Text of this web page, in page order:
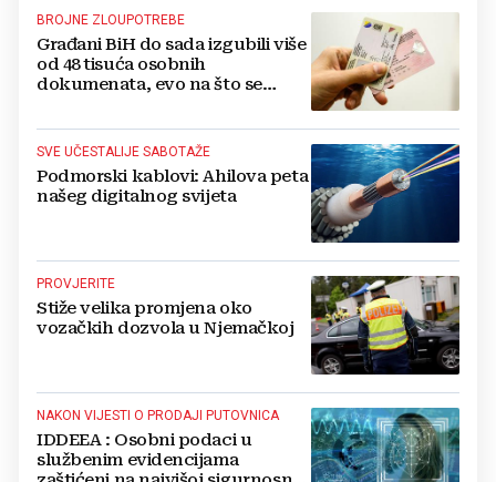
BROJNE ZLOUPOTREBE
Građani BiH do sada izgubili više
od 48 tisuća osobnih
dokumenata, evo na što se
SVE UČESTALIJE SABOTAŽE
Podmorski kablovi: Ahilova peta
našeg digitalnog svijeta
PROVJERITE
Stiže velika promjena oko
vozačkih dozvola u Njemačkoj
NAKON VIJESTI O PRODAJI PUTOVNICA
IDDEEA : Osobni podaci u
službenim evidencijama